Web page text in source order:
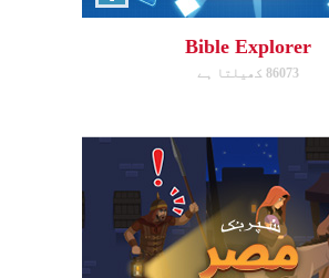
Bible Explorer
86073 کھیلتا ہے
avoid King Herod and make it to